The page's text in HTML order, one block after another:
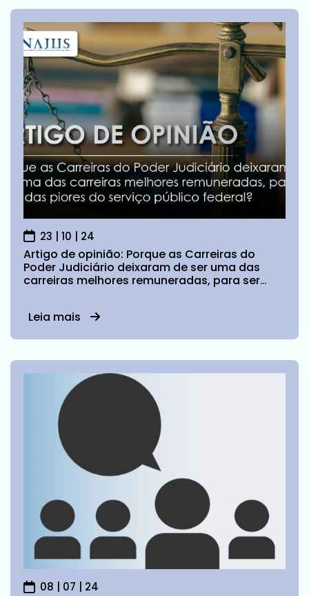
23 | 10 | 24
Artigo de opinião: Porque as Carreiras do
Poder Judiciário deixaram de ser uma das
carreiras melhores remuneradas, para ser
Leia mais
08 | 07 | 24